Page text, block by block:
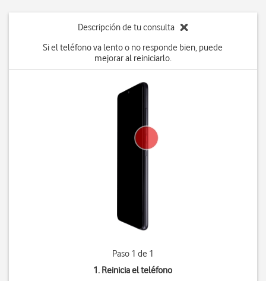
Descripción de tu consulta
Si el teléfono va lento o no responde bien, puede
mejorar al reiniciarlo.
Paso 1 de 1
1. Reinicia el teléfono